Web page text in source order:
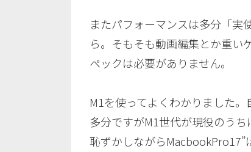
またパフォーマンスは多分「実
ら。そもそも動画編集とか重い
ペックは必要がありません。
M1を使ってよくわかりました。
多分ですがM1世代が現役のうち
恥ずかしながら